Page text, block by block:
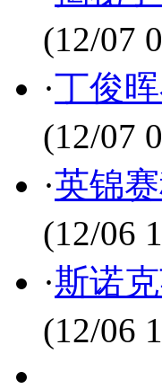
(12/07
·丁俊
(12/07
·英锦
(12/06
·斯诺
(12/06